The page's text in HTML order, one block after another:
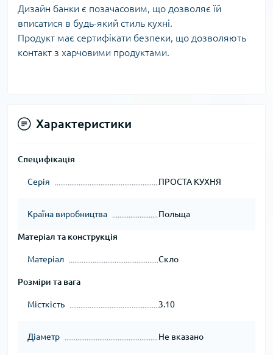
Дизайн банки є позачасовим, що дозволяє їй
вписатися в будь-який стиль кухні.
Продукт має сертифікати безпеки, що дозволяють
контакт з харчовими продуктами.
Характеристики
Специфікація
Серія ПРОСТА КУХНЯ
Країна виробництва Польща
Матеріал та конструкція
Матеріал Скло
Розміри та вага
Місткість 3.10
Діаметр Не вказано